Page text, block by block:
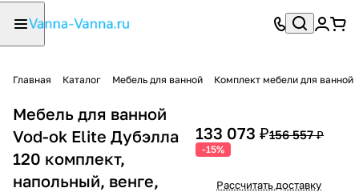
Главная Каталог Мебель для ванной Комплект мебели для ванной
Мебель для ванной
Vod-ok Elite Дубэлла
120 комплект,
напольный, венге,
133 073 ₽156 557 ₽
-15%
Рассчитать доставку